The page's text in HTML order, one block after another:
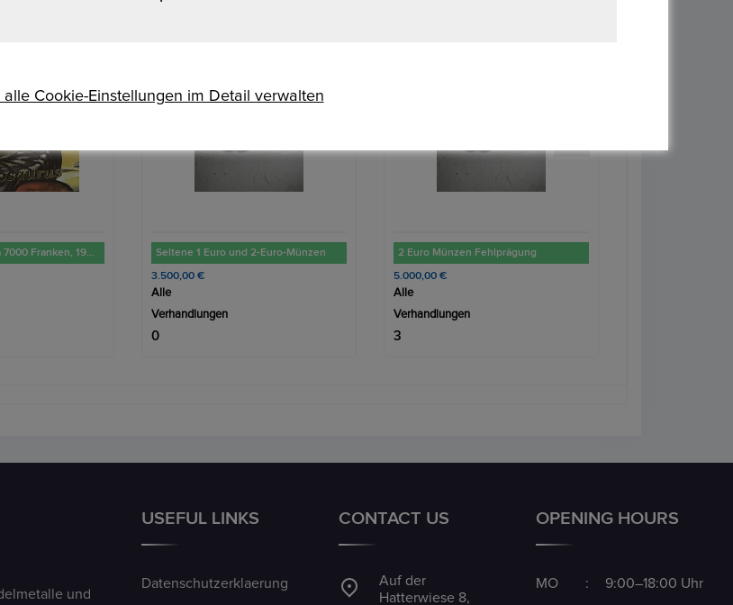
2-Euro-Münzen 2 Euro Münzen Fehlprägung
5.000,00 €
Alle
Verhandlungen
3
100,00 €
Alle
Verhandlungen
1
›
und
USEFUL LINKS
Datenschutzerklaerung
CONTACT US
Auf der
Hatterwiese 8,
OPENING HOURS
MO : 9:00–18:00 Uhr
alle Cookie-Einstellungen im Detail verwalten